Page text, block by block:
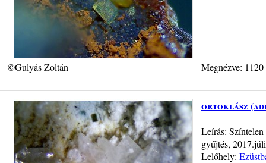
©Gulyás Zoltán Megnézve:
ortoklász
Leírás:
gyűjtés,
Lelőhely: